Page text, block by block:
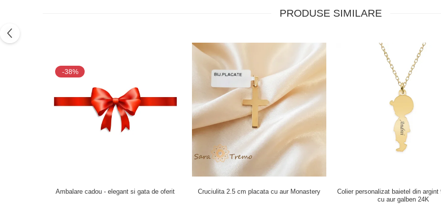
PRODUSE SIMILARE
-38%
Ambalare cadou - elegant si gata de oferit Cruciulita 2.5 cm placata cu aur Monastery
Colier personalizat baietel din argint
cu aur galben 24K